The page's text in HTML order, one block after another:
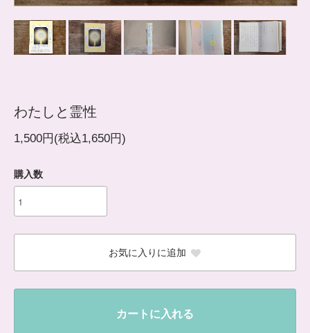
わたしと霊性
1,500円(税込1,650円)
購入数
お気に入りに追加
カートに入れる